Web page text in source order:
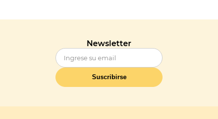
Newsletter
Suscribirse